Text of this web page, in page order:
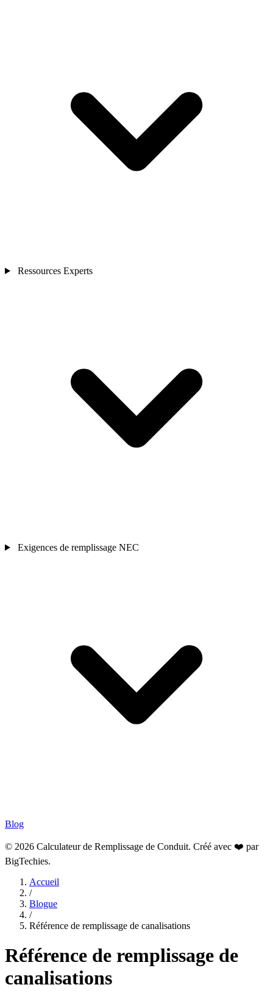
Ressources Experts
Exigences de remplissage NEC
Blog
© 2026 Calculateur de Remplissage de Conduit. Créé avec ❤️ par
BigTechies.
Accueil
/
Blogue
/
Référence de remplissage de canalisations
Référence de remplissage de
canalisations